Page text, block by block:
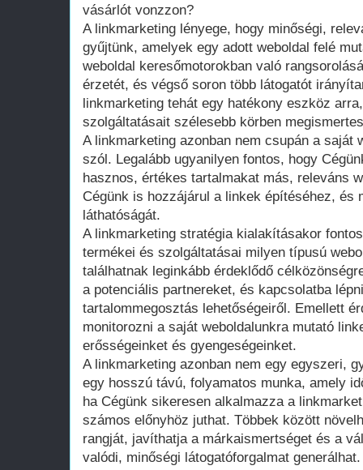
vásárlót vonzzon?
A linkmarketing lényege, hogy minőségi,
gyűjtünk, amelyek egy adott weboldal felé
weboldal keresőmotorokban való
érzetét, és végső soron több látogatót
linkmarketing tehát egy hatékony eszköz
szolgáltatásait szélesebb körben
A linkmarketing azonban nem csupán a saját
szól. Legalább ugyanilyen fontos, hogy
hasznos, értékes tartalmakat más, releváns
Cégünk is hozzájárul a linkek építéséhez, és
láthatóságát.
A linkmarketing stratégia kialakításakor
termékei és szolgáltatásai milyen típusú
találhatnak leginkább érdeklődő
a potenciális partnereket, és kapcsolatba
tartalommegosztás lehetőségeiről. Emellett
monitorozni a saját weboldalunkra mutató
erősségeinket és gyengeségeinket.
A linkmarketing azonban nem egy egyszeri,
egy hosszú távú, folyamatos munka, amely
ha Cégünk sikeresen alkalmazza a
számos előnyhöz juthat. Többek között
rangját, javíthatja a márkaismertséget és a
valódi, minőségi látogatóforgalmat generálhat.